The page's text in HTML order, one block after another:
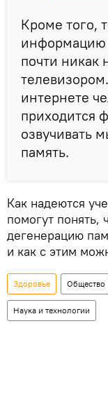
Кроме того,
информацию
почти никак
интернете
приходится
озвучивать
память.
Как надеются
помогут понять,
дегенерацию
и как с этим
Здоровье Общество
Наука и технологии